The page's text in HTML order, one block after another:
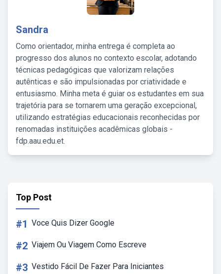
Sandra
Como orientador, minha entrega é completa ao
progresso dos alunos no contexto escolar, adotando
técnicas pedagógicas que valorizam relações
autênticas e são impulsionadas por criatividade e
entusiasmo. Minha meta é guiar os estudantes em sua
trajetória para se tornarem uma geração excepcional,
utilizando estratégias educacionais reconhecidas por
renomadas instituições acadêmicas globais -
fdp.aau.edu.et.
Top Post
#1 Voce Quis Dizer Google
#2 Viajem Ou Viagem Como Escreve
#3 Vestido Fácil De Fazer Para Iniciantes